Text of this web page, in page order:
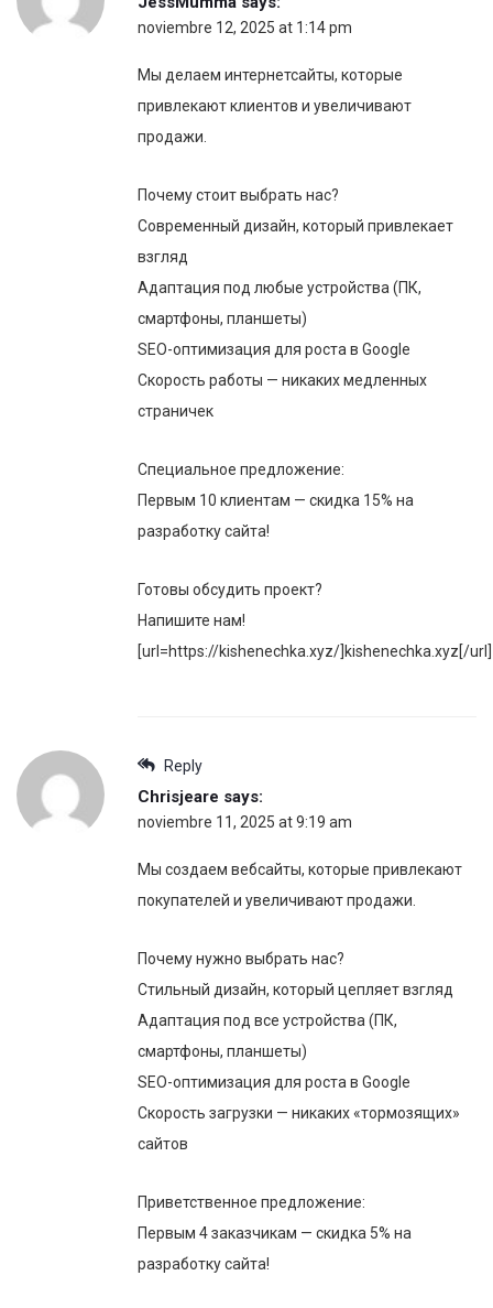
noviembre 12, 2025 at 1:14 pm
Мы делаем интернетсайты, которые
привлекают клиентов и увеличивают
продажи.
Почему стоит выбрать нас?
Современный дизайн, который привлекает
взгляд
Адаптация под любые устройства (ПК,
смартфоны, планшеты)
SEO-оптимизация для роста в Google
Скорость работы — никаких медленных
страничек
Специальное предложение:
Первым 10 клиентам — скидка 15% на
разработку сайта!
Готовы обсудить проект?
Напишите нам!
[url=https://kishenechka.xyz/]kishenechka.xyz[/url]
Reply
Chrisjeare says:
noviembre 11, 2025 at 9:19 am
Мы создаем вебсайты, которые привлекают
покупателей и увеличивают продажи.
Почему нужно выбрать нас?
Стильный дизайн, который цепляет взгляд
Адаптация под все устройства (ПК,
смартфоны, планшеты)
SEO-оптимизация для роста в Google
Скорость загрузки — никаких «тормозящих»
сайтов
Приветственное предложение:
Первым 4 заказчикам — скидка 5% на
разработку сайта!